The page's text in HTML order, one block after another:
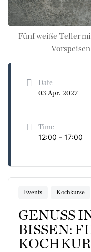
Fünf weiße Teller
Date
03 Apr. 2027
Time
12:00 - 17:00
Events Kochkurse
GENUSS
BISSEN: